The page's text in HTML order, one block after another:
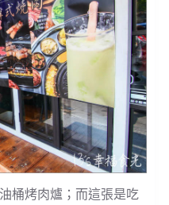
桶烤肉爐；而這張是吃